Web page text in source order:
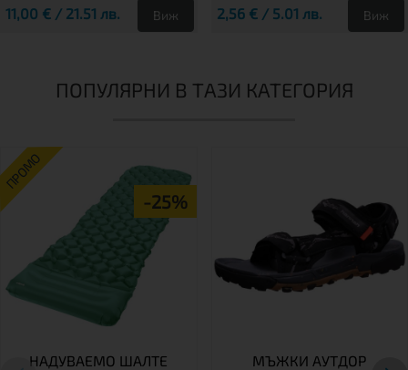
11,00 € / 21.51 лв. Виж 2,56 € / 5.01 лв. Виж
ПОПУЛЯРНИ В ТАЗИ КАТЕГОРИЯ
ПРОМО
-25%
НАДУВАЕМО ШАЛТЕ
МЪЖКИ АУТДОР